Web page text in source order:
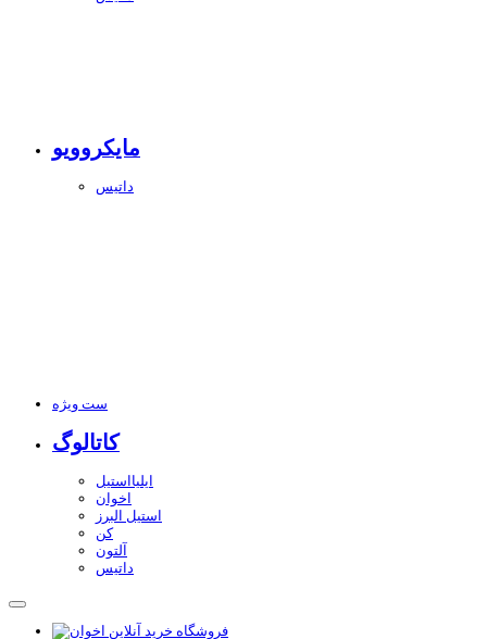
مایکروویو
داتیس
ست ویژه
کاتالوگ
ایلیااستیل
اخوان
استیل البرز
کن
آلتون
داتیس